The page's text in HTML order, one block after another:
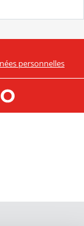
personnelles